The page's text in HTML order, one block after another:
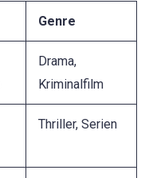
Genre
Drama,
Kriminalfilm
Thriller, Serien